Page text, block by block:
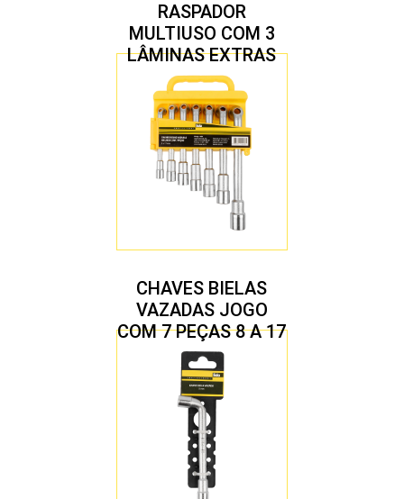
RASPADOR
MULTIUSO COM 3
LÂMINAS EXTRAS
CHAVES BIELAS
VAZADAS JOGO
COM 7 PEÇAS 8 A 17
MM